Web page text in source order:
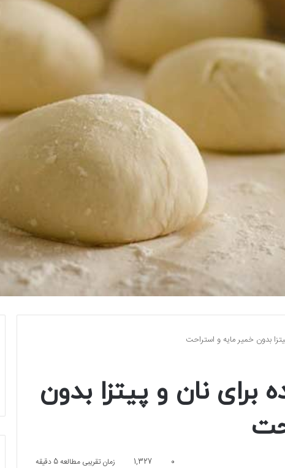
بدون خمیر مایه و استراحت
برای نان و پیتزا بدون
0
1,327 زمان تقریبی مطالعه 5 دقیقه